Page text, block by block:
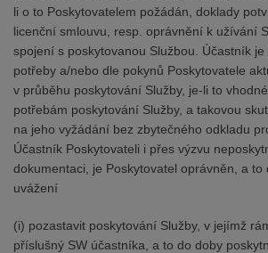
li o to Poskytovatelem požádán, doklady
licenční smlouvu, resp. oprávnění k užívání
spojení s poskytovanou Službou. Účastník
potřeby a/nebo dle pokynů Poskytovatele
v průběhu poskytování Služby, je-li to
potřebám poskytování Služby, a takovou
na jeho vyžádání bez zbytečného odkladu
Účastník Poskytovateli i přes výzvu
dokumentaci, je Poskytovatel oprávněn, a to
uvážení
(i) pozastavit poskytování Služby, v jejímž
příslušný SW účastníka, a to do doby